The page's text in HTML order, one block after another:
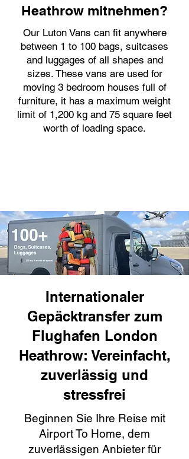
Heathrow mitnehmen?
Our Luton Vans can fit anywhere
between 1 to 100 bags, suitcases
and luggages of all shapes and
sizes. These vans are used for
moving 3 bedroom houses full of
furniture, it has a maximum weight
limit of 1,200 kg and 75 square feet
worth of loading space.
Internationaler
Gepäcktransfer zum
Flughafen London
Heathrow: Vereinfacht,
zuverlässig und
stressfrei
Beginnen Sie Ihre Reise mit
Airport To Home, dem
zuverlässigen Anbieter für